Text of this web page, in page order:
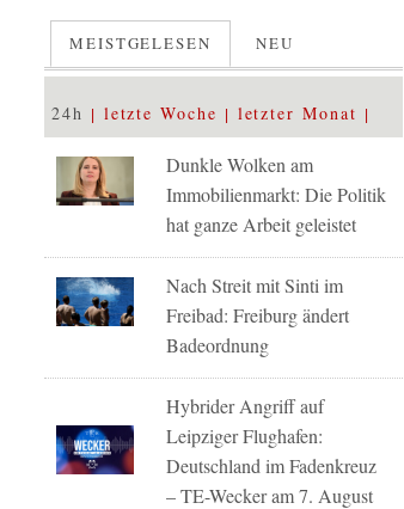
MEISTGELESEN NEU
24h letzte Woche letzter Monat
Dunkle Wolken am
Immobilienmarkt: Die Politik
hat ganze Arbeit geleistet
Nach Streit mit Sinti im
Freibad: Freiburg ändert
Badeordnung
Hybrider Angriff auf
Leipziger Flughafen:
Deutschland im Fadenkreuz
– TE-Wecker am 7. August